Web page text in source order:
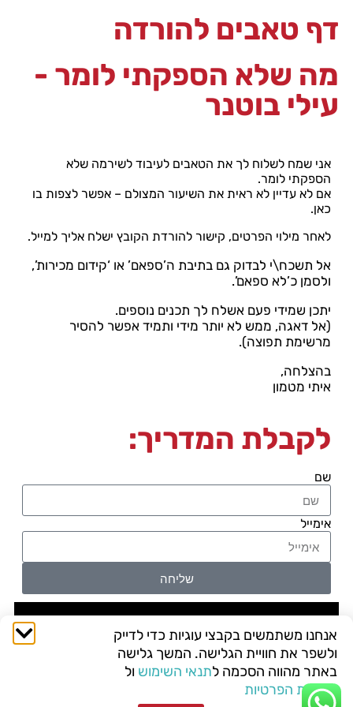
דף טאבים להורדה
מה שלא הספקתי לומר -
עילי בוטנר
אני שמח לשלוח לך את הטאבים לעיבוד לשירמה שלא
הספקתי לומר.
אם לא עדיין לא ראית את השיעור המצולם – אפשר לצפות בו
כאן.
לאחר מילוי הפרטים, קישור להורדת הקובץ ישלח אליך למייל.
אל תשכח\י לבדוק גם בתיבת ה’ספאם’ או ‘קידום מכירות’,
ולסמן כ’לא ספאם’.
יתכן שמידי פעם אשלח לך תכנים נוספים.
(אל דאגה, ממש לא יותר מידי ותמיד אפשר להסיר
מרשימת תפוצה).
בהצלחה,
איתי מטמון
לקבלת המדריך:
שם
אימייל
שליחה
אנחנו משתמשים בקבצי עוגיות כדי לדייק
ולשפר את חוויית הגלישה. המשך גלישה
באתר מהווה הסכמה לתנאי השימוש ול
מדיניות הפרטיות